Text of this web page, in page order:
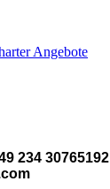
234 30765192 |